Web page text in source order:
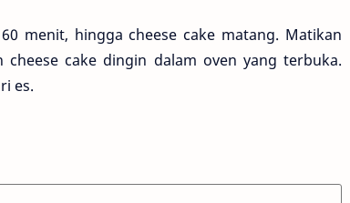
menit, hingga cheese cake matang. Matikan
cake dingin dalam oven yang terbuka.
es.